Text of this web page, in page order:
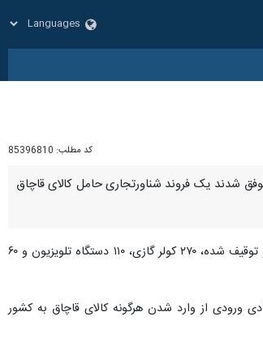
کد مطلب: 85396810
موفق شدند یک فروند شناورتجاری حامل کالای قاچاق
روز شنبه اظهار کرد: در بازدید مامورین از شناور توقیف شده، ۲۷۰ کولر گازی، ۱۱۰ دستگاه تلویزیون و ۶۰
ورودی از وارد شدن هرگونه کالای قاچاق به کشور